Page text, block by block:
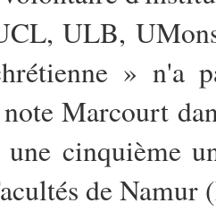
ULB,
» n'a
Marcourt
cinquième
de Namur